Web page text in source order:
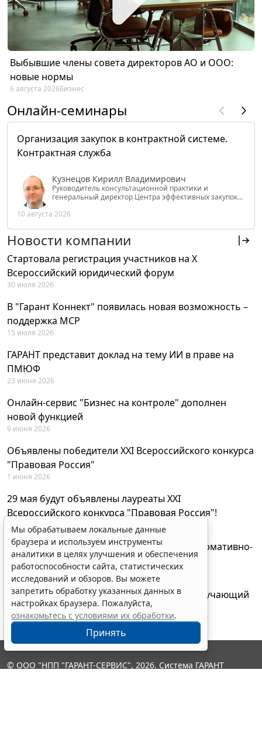
Выбывшие члены совета директоров АО и ООО:
новые нормы
6 августа 2026Бизнес
Онлайн-семинары
Организация закупок в контрактной системе.
Контрактная служба
Кузнецов Кирилл Владимирович
Руководитель консультационной практики и
генеральный директор Центра эффективных закупок
РФ
10 августа 2026
Новости компании
Стартовала регистрация участников на X
Всероссийский юридический форум
30 июля 2026
В "Гарант Коннект" появилась новая возможность –
поддержка MCP
15 июля 2026
ГАРАНТ представит доклад на тему ИИ в праве на
ПМЮФ
23 июня 2026
Онлайн-сервис "Бизнес на контроле" дополнен
новой функцией
9 июня 2026
Объявлены победители XXI Всероссийского конкурса
"Правовая Россия"
1 июня 2026
29 мая будут объявлены лауреаты XXI
Всероссийского конкурса "Правовая Россия"!
27 мая 2026
AI-ассистент Искра теперь анализирует нормативно-
техническую документацию
28 апреля 2026
"ГАРАНТ Электронный экспресс" провел обучающий
вебинар по работе с AI-ассистентом Искра
23 апреля 2026
Мы обрабатываем локальные данные
браузера и используем инструменты
аналитики в целях улучшения и обеспечения
работоспособности сайта, статистических
исследований и обзоров. Вы можете
запретить обработку указанных данных в
настройках браузера. Пожалуйста,
ознакомьтесь с условиями их обработки.
Принять
© ООО "НПП "ГАРАНТ-СЕРВИС", 2026. Система ГАРАНТ